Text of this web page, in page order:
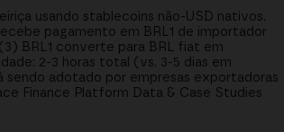
usando stablecoins não-USD nativos.
pagamento em BRL1 de importador
BRL1 converte para BRL fiat em
2-3 horas total (vs. 3-5 dias em
sendo adotado por empresas exportadoras
Finance Platform Data & Case Studies